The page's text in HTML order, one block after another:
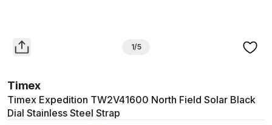
1/5
Timex
Timex Expedition TW2V41600 North Field Solar Black
Dial Stainless Steel Strap